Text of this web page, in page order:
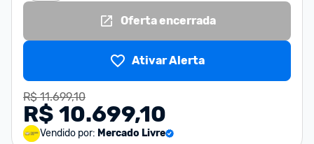
Oferta encerrada
Ativar Alerta
R$ 11.699,10
R$ 10.699,10
Vendido por: Mercado Livre